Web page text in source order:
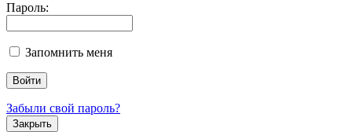
Пароль:
Запомнить меня
Забыли свой пароль?
Закрыть